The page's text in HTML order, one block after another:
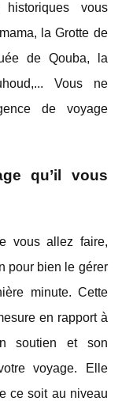
vous
la Grotte de
de Qouba, la
Vous ne
de voyage
qu’il vous
vous allez faire,
pour bien le gérer
minute. Cette
en rapport à
soutien et son
voyage. Elle
ce soit au niveau